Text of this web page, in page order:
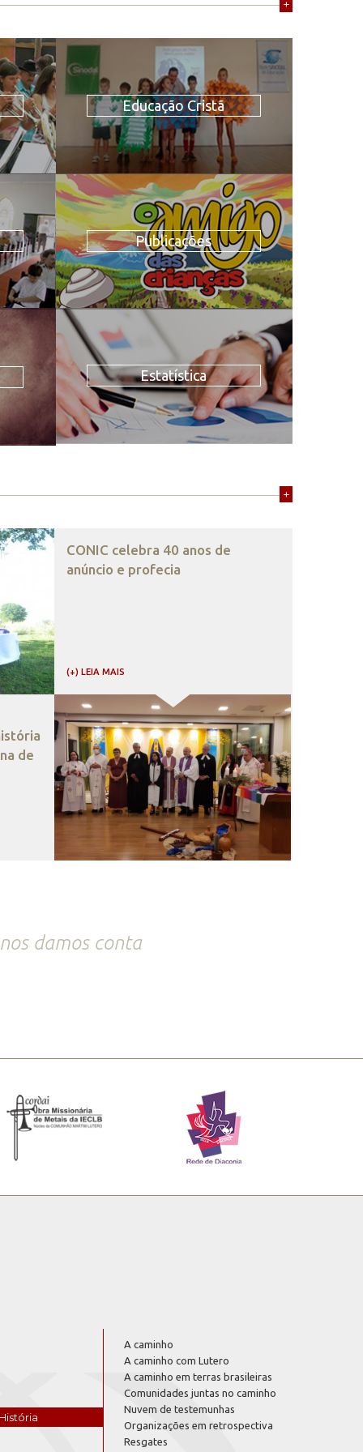
+
Educação Cristã
Publicações
Estatística
+
de
CONIC celebra 40 anos de
anúncio e profecia
(+) LEIA MAIS
damos conta
A caminho
A caminho com Lutero
A caminho em terras brasileiras
Comunidades juntas no caminho
Nuvem de testemunhas
Organizações em retrospectiva
Resgates